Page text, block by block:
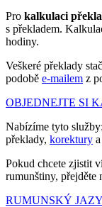
Pro kalkulaci
s překladem.
hodiny.
Veškeré překlady
podobě e-mailem z
OBJEDNEJTE SI
Nabízíme tyto služby:
překlady, korektury a
Pokud chcete zjistit
rumunštiny, přejděte
RUMUNSKÝ